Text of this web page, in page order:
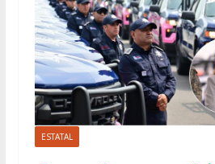
ESTATAL